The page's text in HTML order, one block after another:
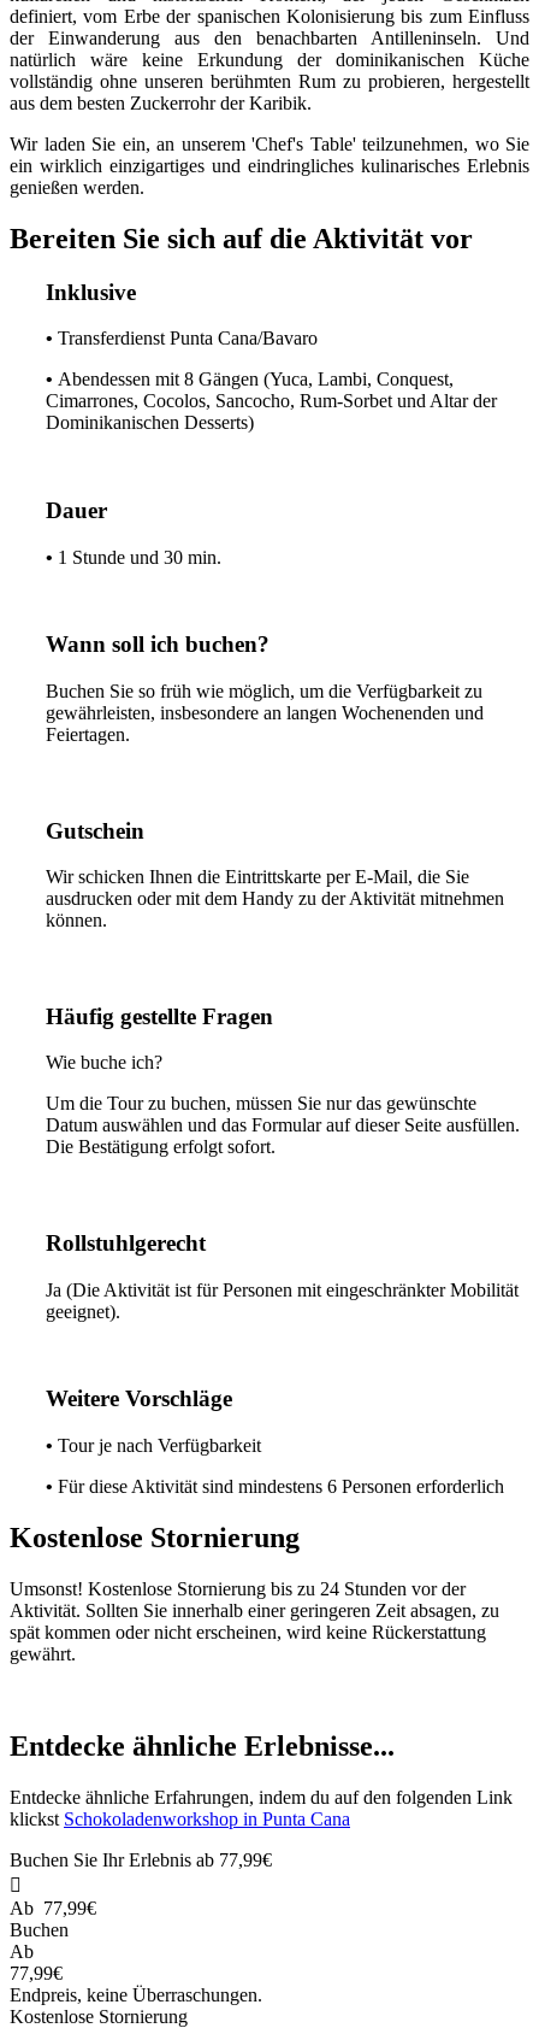
definiert, vom Erbe der spanischen Kolonisierung bis zum Einfluss
der Einwanderung aus den benachbarten Antilleninseln. Und
natürlich wäre keine Erkundung der dominikanischen Küche
vollständig ohne unseren berühmten Rum zu probieren, hergestellt
aus dem besten Zuckerrohr der Karibik.
Wir laden Sie ein, an unserem 'Chef's Table' teilzunehmen, wo Sie
ein wirklich einzigartiges und eindringliches kulinarisches Erlebnis
genießen werden.
Bereiten Sie sich auf die Aktivität vor
Inklusive
• Transferdienst Punta Cana/Bavaro
• Abendessen mit 8 Gängen (Yuca, Lambi, Conquest,
Cimarrones, Cocolos, Sancocho, Rum-Sorbet und Altar der
Dominikanischen Desserts)
Dauer
• 1 Stunde und 30 min.
Wann soll ich buchen?
Buchen Sie so früh wie möglich, um die Verfügbarkeit zu
gewährleisten, insbesondere an langen Wochenenden und
Feiertagen.
Gutschein
Wir schicken Ihnen die Eintrittskarte per E-Mail, die Sie
ausdrucken oder mit dem Handy zu der Aktivität mitnehmen
können.
Häufig gestellte Fragen
Wie buche ich?
Um die Tour zu buchen, müssen Sie nur das gewünschte
Datum auswählen und das Formular auf dieser Seite ausfüllen.
Die Bestätigung erfolgt sofort.
Rollstuhlgerecht
Ja (Die Aktivität ist für Personen mit eingeschränkter Mobilität
geeignet).
Weitere Vorschläge
• Tour je nach Verfügbarkeit
• Für diese Aktivität sind mindestens 6 Personen erforderlich
Kostenlose Stornierung
Umsonst! Kostenlose Stornierung bis zu 24 Stunden vor der
Aktivität. Sollten Sie innerhalb einer geringeren Zeit absagen, zu
spät kommen oder nicht erscheinen, wird keine Rückerstattung
gewährt.
Entdecke ähnliche Erlebnisse...
Entdecke ähnliche Erfahrungen, indem du auf den folgenden Link
klickst Schokoladenworkshop in Punta Cana
Buchen Sie Ihr Erlebnis ab 77,99€

Ab 77,99€
Buchen
Ab
77,99€
Endpreis, keine Überraschungen.
Kostenlose Stornierung